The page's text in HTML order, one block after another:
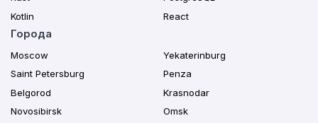
Kotlin
React
Города
Moscow
Saint Petersburg
Belgorod
Novosibirsk
Yekaterinburg
Penza
Krasnodar
Omsk